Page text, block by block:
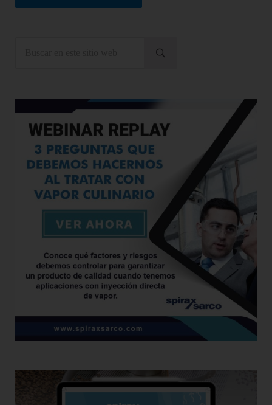
Enviar búsqueda